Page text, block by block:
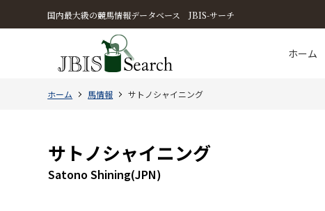
国内最大級の競馬情報データベース JBIS-サーチ
ホーム
ホーム 馬情報 サトノシャイニング
サトノシャイニング
Satono Shining(JPN)